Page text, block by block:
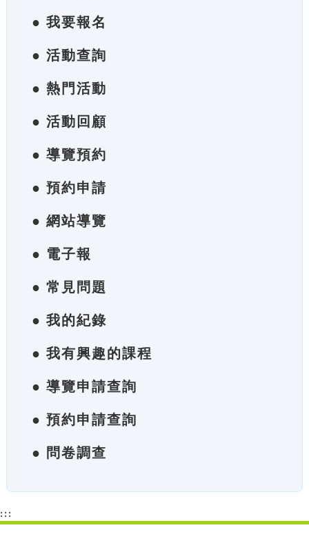
● 我要報名
● 活動查詢
● 熱門活動
● 活動回顧
● 導覽預約
● 預約申請
● 網站導覽
● 電子報
● 常見問題
● 我的紀錄
● 我有興趣的課程
● 導覽申請查詢
● 預約申請查詢
● 問卷調查
:::